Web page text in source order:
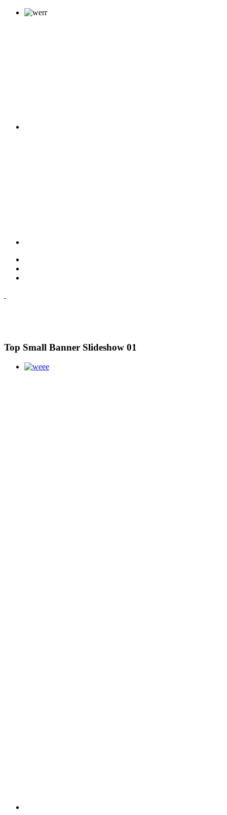
Top Small Banner Slideshow 01